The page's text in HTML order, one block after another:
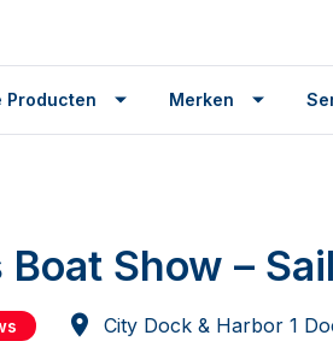
Producten Merken
Show – Sail
City Dock & Harbor 1